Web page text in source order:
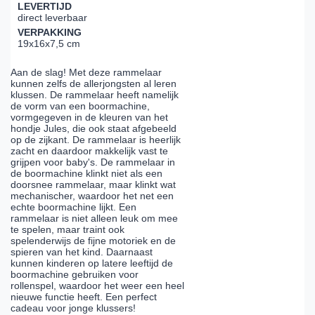
LEVERTIJD
direct leverbaar
VERPAKKING
19x16x7,5 cm
Aan de slag! Met deze rammelaar
kunnen zelfs de allerjongsten al leren
klussen. De rammelaar heeft namelijk
de vorm van een boormachine,
vormgegeven in de kleuren van het
hondje Jules, die ook staat afgebeeld
op de zijkant. De rammelaar is heerlijk
zacht en daardoor makkelijk vast te
grijpen voor baby's. De rammelaar in
de boormachine klinkt niet als een
doorsnee rammelaar, maar klinkt wat
mechanischer, waardoor het net een
echte boormachine lijkt. Een
rammelaar is niet alleen leuk om mee
te spelen, maar traint ook
spelenderwijs de fijne motoriek en de
spieren van het kind. Daarnaast
kunnen kinderen op latere leeftijd de
boormachine gebruiken voor
rollenspel, waardoor het weer een heel
nieuwe functie heeft. Een perfect
cadeau voor jonge klussers!